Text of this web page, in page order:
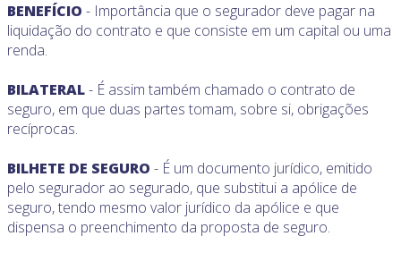
BENEFÍCIO - Importância que o segurador deve pagar na
liquidação do contrato e que consiste em um capital ou uma
renda.
BILATERAL- É assim também chamado o contrato de
seguro, em que duas partes tomam, sobre si, obrigações
recíprocas.
BILHETE DE SEGURO - É um documento jurídico, emitido
pelo segurador ao segurado, que substitui a apólice de
seguro, tendo mesmo valor jurídico da apólice e que
dispensa o preenchimento da proposta de seguro.